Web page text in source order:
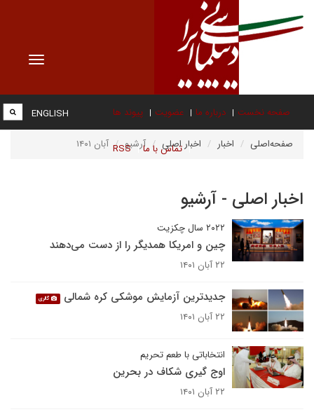
Toggle
صفحه نخست درباره ما عضویت پیوند ها
تماس با ما RSS
ENGLISH
صفحه‌اصلی اخبار اخبار اصلی آرشیو آبان ۱۴۰۱
اخبار اصلی - آرشیو
۲۰۲۲ سال چکزیت
چین و امریکا همدیگر را از دست می‌دهند
۲۲ آبان ۱۴۰۱
جدیدترین آزمایش موشکی کره شمالی گالری
۲۲ آبان ۱۴۰۱
انتخاباتی با طعم تحریم
اوج گیری شکاف در بحرین
۲۲ آبان ۱۴۰۱